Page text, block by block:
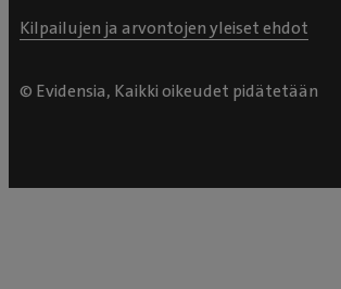
Kilpailujen ja arvontojen yleiset ehdot
© Evidensia, Kaikki oikeudet pidätetään